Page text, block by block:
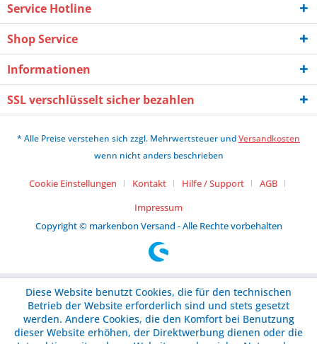
Service Hotline
Shop Service
Informationen
SSL verschlüsselt sicher bezahlen
* Alle Preise verstehen sich zzgl. Mehrwertsteuer undVersandkosten
wenn nicht anders beschrieben
Cookie Einstellungen Kontakt Hilfe / Support
AGB
Impressum
Copyright © markenbon Versand - Alle Rechte vorbehalten
Diese Website benutzt Cookies, die für den technischen
Betrieb der Website erforderlich sind und stets gesetzt
werden. Andere Cookies, die den Komfort bei Benutzung
dieser Website erhöhen, der Direktwerbung dienen oder die